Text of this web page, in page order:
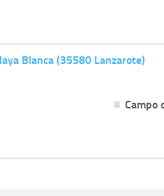
Blanca (35580 Lanzarote)
Campo